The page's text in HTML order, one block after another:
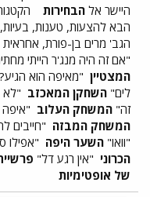
היישר אל הבחירות
הבא להצעות, טענות,
הגב' מרים בן-פורת,
"אם זה היה מנג'ר הייתי
המצטיין "מאיפה הוא
לים" השחקן המאכזב "לא
זה" המשחק העלוב
המשחק המבזה "חייבים
"וואו" השער היפה "אפילו
הכרוני "אין רגע דל"
של אופטימיות